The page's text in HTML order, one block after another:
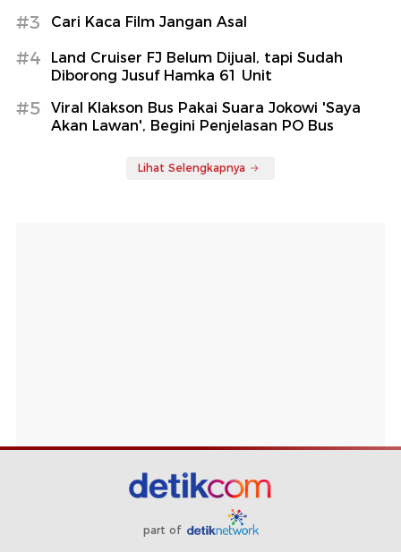
#3 Cari Kaca Film Jangan Asal
#4
Land Cruiser FJ Belum Dijual, tapi Sudah
Diborong Jusuf Hamka 61 Unit
#5
Viral Klakson Bus Pakai Suara Jokowi 'Saya
Akan Lawan', Begini Penjelasan PO Bus
Lihat Selengkapnya
part of